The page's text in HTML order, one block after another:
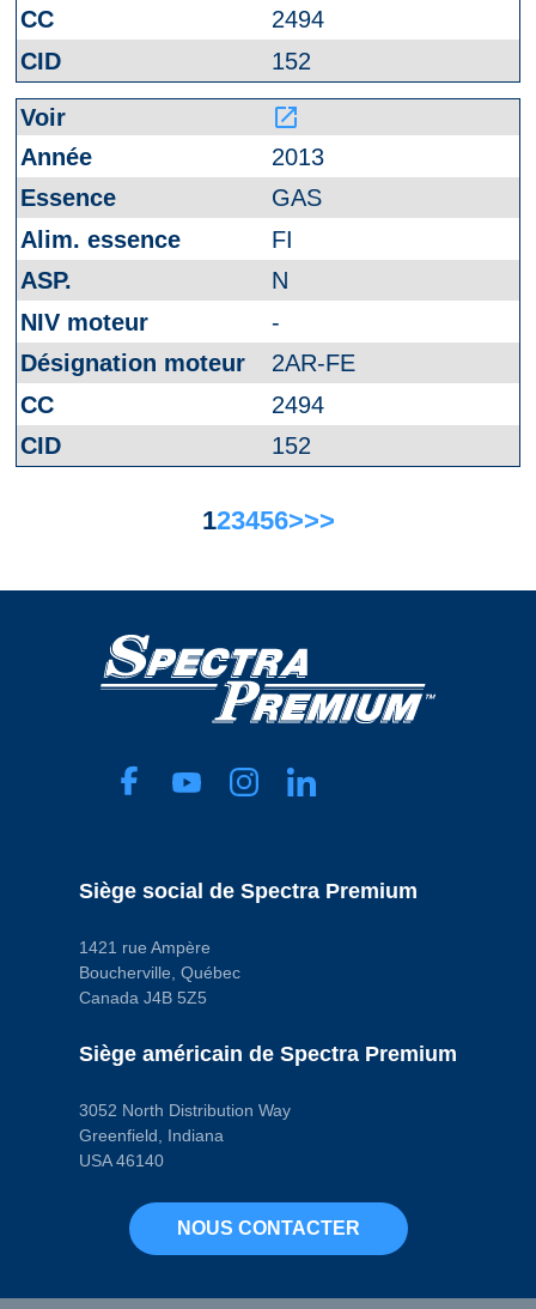
2494
152
launch
2013
GAS
FI
N
-
2AR-FE
2494
152
123456>>>
Siège social de Spectra Premium
1421 rue Ampère
Boucherville, Québec
Canada J4B 5Z5
Siège américain de Spectra Premium
3052 North Distribution Way
Greenfield, Indiana
USA 46140
NOUS CONTACTER